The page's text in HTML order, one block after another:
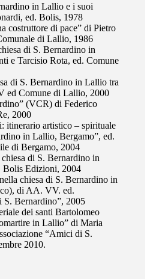
in Lallio e i suoi
ed. Bolis, 1978
costruttore di pace” di Pietro
di Lallio, 1986
di S. Bernardino in
e Tarcisio Rota, ed. Comune
di S. Bernardino in Lallio tra
ed Comune di Lallio, 2000
(VCR) di Federico
2000
artistico – spirituale
in Lallio, Bergamo”, ed.
di Bergamo, 2004
di S. Bernardino in
Edizioni, 2004
chiesa di S. Bernardino in
di AA. VV. ed.
Bernardino”, 2005
dei santi Bartolomeo
in Lallio” di Maria
“Amici di S.
2010.